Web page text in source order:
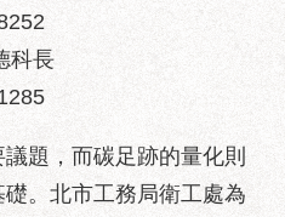
科長
題，而碳足跡的量化則
。北市工務局衛工處為